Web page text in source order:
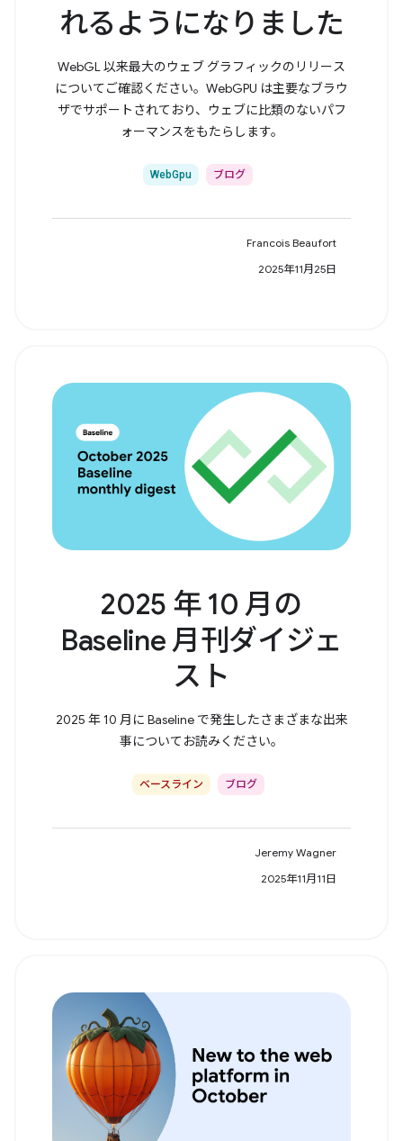
れるようになりました
WebGL 以来最大のウェブ グラフィックのリリース
についてご確認ください。WebGPU は主要なブラウ
ザでサポートされており、ウェブに比類のないパフ
ォーマンスをもたらします。
WebGpu ブログ
Francois Beaufort
2025年11月25日
2025 年 10 月の
Baseline 月刊ダイジェ
スト
2025 年 10 月に Baseline で発生したさまざまな出来
事についてお読みください。
ベースライン ブログ
Jeremy Wagner
2025年11月11日